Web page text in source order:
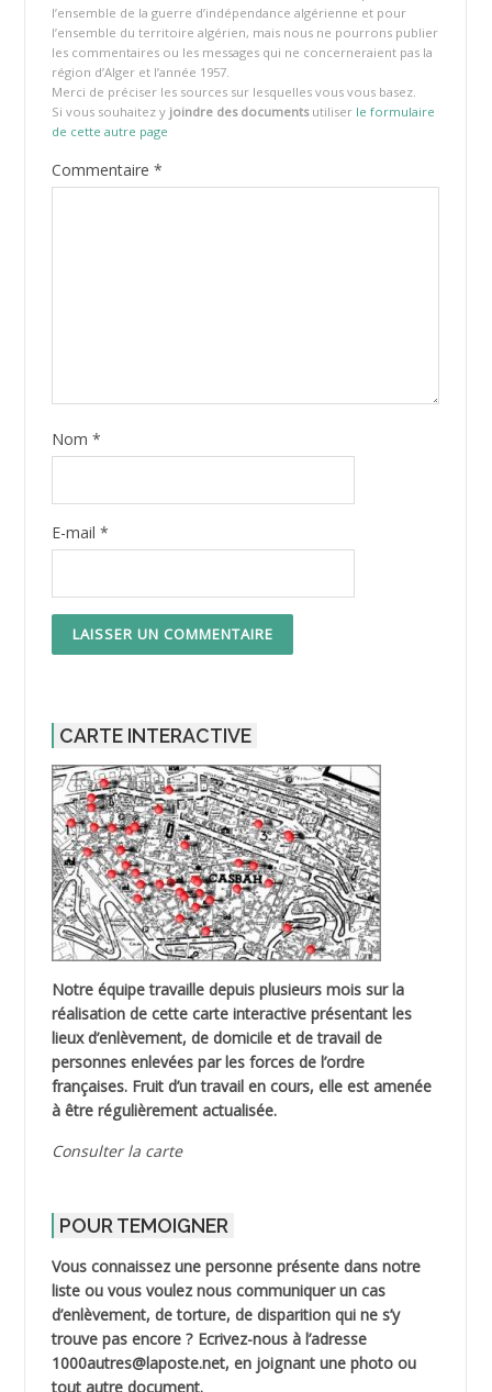
l’ensemble de la guerre d’indépendance algérienne et pour
l’ensemble du territoire algérien, mais nous ne pourrons publier
les commentaires ou les messages qui ne concerneraient pas la
région d’Alger et l’année 1957.
Merci de préciser les sources sur lesquelles vous vous basez.
Si vous souhaitez y joindre des documentsutiliser le formulaire
de cette autre page
Commentaire *
Nom *
E-mail *
CARTE INTERACTIVE
Notre équipe travaille depuis plusieurs mois sur la
réalisation de cette carte interactive présentant les
lieux d’enlèvement, de domicile et de travail de
personnes enlevées par les forces de l’ordre
françaises. Fruit d’un travail en cours, elle est amenée
à être régulièrement actualisée.
Consulter la carte
POUR TEMOIGNER
Vous connaissez une personne présente dans notre
liste ou vous voulez nous communiquer un cas
d’enlèvement, de torture, de disparition qui ne s’y
trouve pas encore ? Ecrivez-nous à l’adresse
1000autres@laposte.net, en joignant une photo ou
tout autre document.